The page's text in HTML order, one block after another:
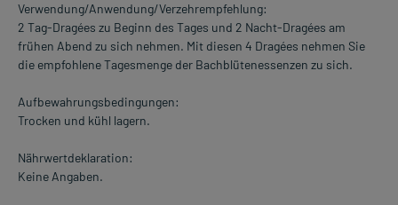
Verwendung/Anwendung/Verzehrempfehlung:
2 Tag-Dragées zu Beginn des Tages und 2 Nacht-Dragées am
frühen Abend zu sich nehmen. Mit diesen 4 Dragées nehmen Sie
die empfohlene Tagesmenge der Bachblütenessenzen zu sich.
Aufbewahrungsbedingungen:
Trocken und kühl lagern.
Nährwertdeklaration:
Keine Angaben.